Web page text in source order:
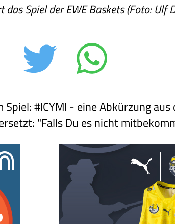
Spiel der EWE Baskets (Foto: Ulf
#ICYMI - eine Abkürzung
"Falls Du es nicht